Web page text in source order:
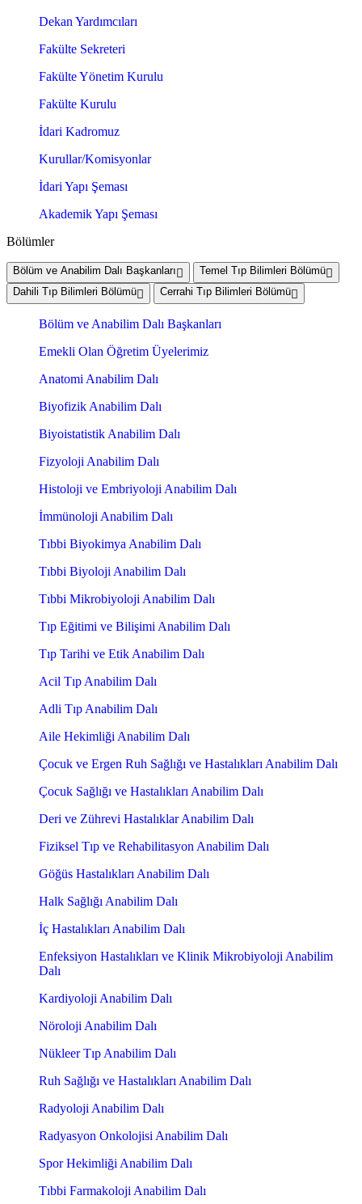
Dekan Yardımcıları
Fakülte Sekreteri
Fakülte Yönetim Kurulu
Fakülte Kurulu
İdari Kadromuz
Kurullar/Komisyonlar
İdari Yapı Şeması
Akademik Yapı Şeması
Bölümler
Bölüm ve Anabilim Dalı Başkanları
Temel Tıp Bilimleri Bölümü
Dahili Tıp Bilimleri Bölümü
Cerrahi Tıp Bilimleri Bölümü
Bölüm ve Anabilim Dalı Başkanları
Emekli Olan Öğretim Üyelerimiz
Anatomi Anabilim Dalı
Biyofizik Anabilim Dalı
Biyoistatistik Anabilim Dalı
Fizyoloji Anabilim Dalı
Histoloji ve Embriyoloji Anabilim Dalı
İmmünoloji Anabilim Dalı
Tıbbi Biyokimya Anabilim Dalı
Tıbbi Biyoloji Anabilim Dalı
Tıbbi Mikrobiyoloji Anabilim Dalı
Tıp Eğitimi ve Bilişimi Anabilim Dalı
Tıp Tarihi ve Etik Anabilim Dalı
Acil Tıp Anabilim Dalı
Adli Tıp Anabilim Dalı
Aile Hekimliği Anabilim Dalı
Çocuk ve Ergen Ruh Sağlığı ve Hastalıkları Anabilim Dalı
Çocuk Sağlığı ve Hastalıkları Anabilim Dalı
Deri ve Zührevi Hastalıklar Anabilim Dalı
Fiziksel Tıp ve Rehabilitasyon Anabilim Dalı
Göğüs Hastalıkları Anabilim Dalı
Halk Sağlığı Anabilim Dalı
İç Hastalıkları Anabilim Dalı
Enfeksiyon Hastalıkları ve Klinik Mikrobiyoloji Anabilim
Dalı
Kardiyoloji Anabilim Dalı
Nöroloji Anabilim Dalı
Nükleer Tıp Anabilim Dalı
Ruh Sağlığı ve Hastalıkları Anabilim Dalı
Radyoloji Anabilim Dalı
Radyasyon Onkolojisi Anabilim Dalı
Spor Hekimliği Anabilim Dalı
Tıbbi Farmakoloji Anabilim Dalı